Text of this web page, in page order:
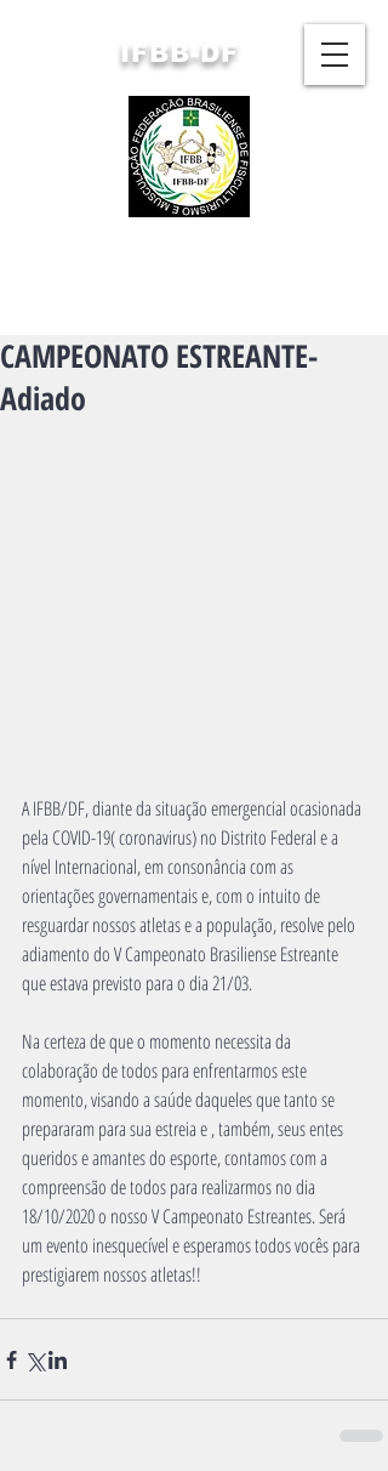
IFBB-DF
CAMPEONATO ESTREANTE-
Adiado
A IFBB/DF, diante da situação emergencial ocasionada
pela COVID-19( coronavirus) no Distrito Federal e a
nível Internacional, em consonância com as
orientações governamentais e, com o intuito de
resguardar nossos atletas e a população, resolve pelo
adiamento do V Campeonato Brasiliense Estreante
que estava previsto para o dia 21/03.
Na certeza de que o momento necessita da
colaboração de todos para enfrentarmos este
momento, visando a saúde daqueles que tanto se
prepararam para sua estreia e , também, seus entes
queridos e amantes do esporte, contamos com a
compreensão de todos para realizarmos no dia
18/10/2020 o nosso V Campeonato Estreantes. Será
um evento inesquecível e esperamos todos vocês para
prestigiarem nossos atletas!!